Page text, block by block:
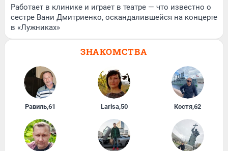
Работает в клинике и играет в театре — что известно о
сестре Вани Дмитриенко, оскандалившейся на концерте
в «Лужниках»
ЗНАКОМСТВА
Равиль,61 Larisa,50 Костя,62